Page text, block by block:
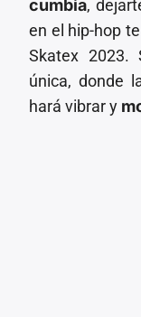
cumbia,
en el hip-hop
Skatex 2023.
única, donde
hará vibrar y